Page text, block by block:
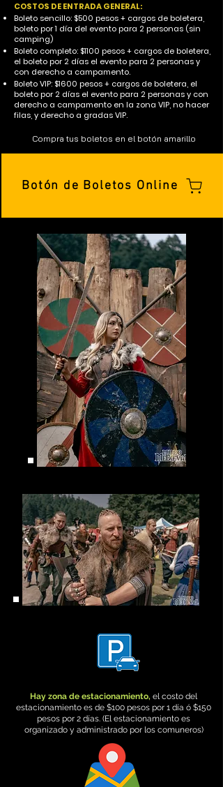
COSTOS DE ENTRADA GENERAL:
Boleto sencillo: $500 pesos + cargos de boletera,
boleto por 1 día del evento para 2 personas (sin
camping)
Boleto completo: $1100 pesos + cargos de boletera,
el boleto por 2 días el evento para 2 personas y
con derecho a campamento.
Boleto VIP: $1600 pesos + cargos de boletera, el
boleto por 2 días el evento para 2 personas y con
derecho a campamento en la zona VIP, no hacer
filas, y derecho a gradas VIP.
Compra tus boletos en el botón amarillo
Botón de Boletos Online
Hay zona de estacionamiento, el costo del
estacionamiento es de $100 pesos por 1 día ó $150
pesos por 2 días. (El estacionamiento es
organizado y administrado por los comuneros)